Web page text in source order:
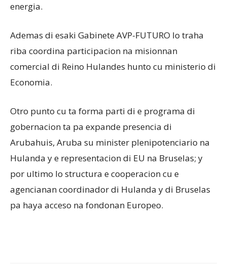
energia.
Ademas di esaki Gabinete AVP-FUTURO lo traha
riba coordina participacion na misionnan
comercial di Reino Hulandes hunto cu ministerio di
Economia.
Otro punto cu ta forma parti di e programa di
gobernacion ta pa expande presencia di
Arubahuis, Aruba su minister plenipotenciario na
Hulanda y e representacion di EU na Bruselas; y
por ultimo lo structura e cooperacion cu e
agencianan coordinador di Hulanda y di Bruselas
pa haya acceso na fondonan Europeo.